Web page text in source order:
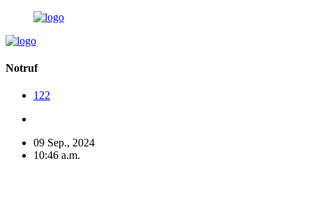
Notruf
122
09 Sep., 2024
10:46 a.m.